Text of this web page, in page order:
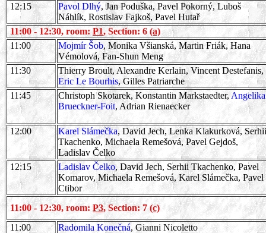
12:15
Pavol Dlhý, Jan Poduška, Pavel Pokorný, Luboš
Náhlík, Rostislav Fajkoš, Pavel Hutař
11:00 - 12:30, room:P1, Section: 6 (a)
11:00
Mojmír Šob, Monika Všianská, Martin Friák, Hana
Vémolová, Fan-Shun Meng
11:30
Thierry Broult, Alexandre Kerlain, Vincent Destefanis,
Eric Le Bourhis, Gilles Patriarche
11:45
Christoph Skotarek, Konstantin Markstaedter, Angelika
Brueckner-Foit, Adrian Rienaecker
12:00 Karel Slámečka, David Jech, Lenka Klakurková, Serhii
Tkachenko, Michaela Remešová, Pavel Gejdoš,
Ladislav Čelko
12:15
Ladislav Čelko, David Jech, Serhii Tkachenko, Pavel
Komarov, Michaela Remešová, Karel Slámečka, Pavel
Ctibor
11:00 - 12:30, room: P3, Section: 7 (c)
11:00
Radomila Konečná, Gianni Nicoletto